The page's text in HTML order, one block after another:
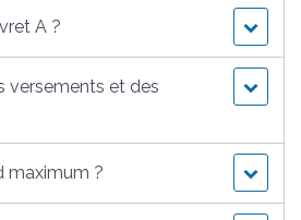
A ?
versements et des
maximum ?